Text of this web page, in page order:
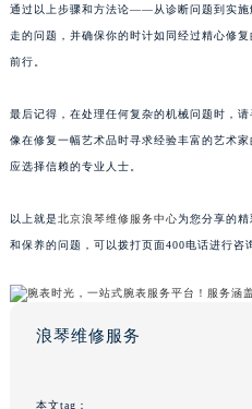
通过以上步骤和方法论——从诊断问题到实
走的问题，并确保你的时计如同经过精心修
前行。
最后记得，在处理任何复杂的机械问题时，
像在修复一幅艺术品时寻求经验丰富的艺术
应选择信赖的专业人士。
以上就是北京浪琴维修服务中心为您分享的
和保养的问题，可以拨打页面400电话进行咨
浪琴维修服务
本文tag：